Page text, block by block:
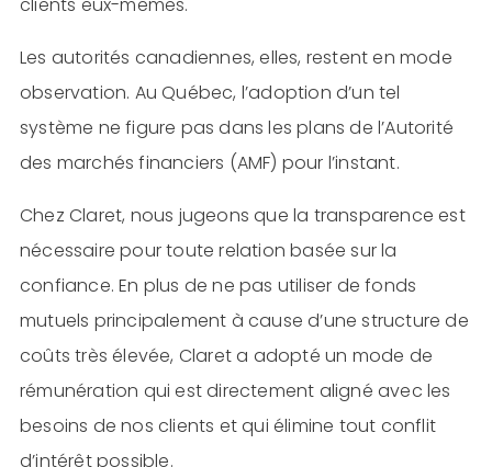
Les autorités canadiennes, elles, restent en mode
observation. Au Québec, l’adoption d’un tel
système ne figure pas dans les plans de l’Autorité
des marchés financiers (AMF) pour l’instant.
Chez Claret, nous jugeons que la transparence est
nécessaire pour toute relation basée sur la
confiance. En plus de ne pas utiliser de fonds
mutuels principalement à cause d’une structure de
coûts très élevée, Claret a adopté un mode de
rémunération qui est directement aligné avec les
besoins de nos clients et qui élimine tout conflit
d’intérêt possible.